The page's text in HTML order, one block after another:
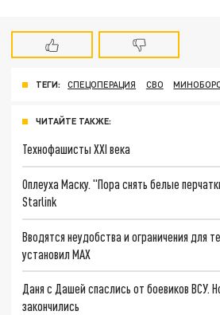
ТЕГИ: СПЕЦОПЕРАЦИЯ СВО
ЧИТАЙТЕ ТАКЖЕ:
Технофашисты XXI века
Оплеуха Маску. "Пора снять белые
Starlink
Вводятся неудобства и ограничения для
установил MAХ
Даня с Дашей спаслись от боевиков ВСУ.
закончились